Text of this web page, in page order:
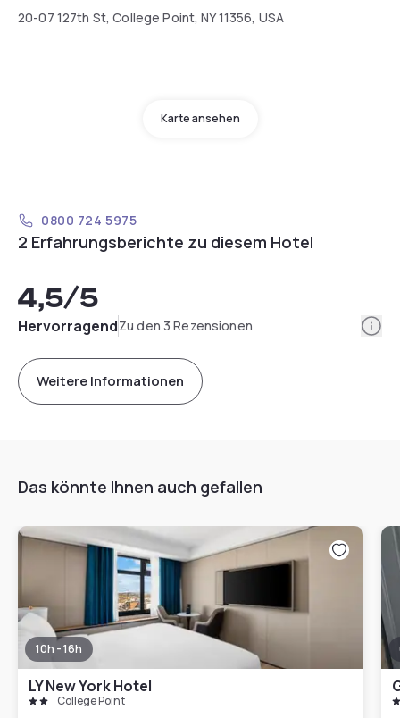
20-07 127th St, College Point, NY 11356, USA
Karte ansehen
0800 724 5975
2 Erfahrungsberichte zu diesem Hotel
4,5/5
HervorragendZu den 3 Rezensionen
Weitere Informationen
Das könnte Ihnen auch gefallen
10h - 16h
LY New York Hotel
College Point